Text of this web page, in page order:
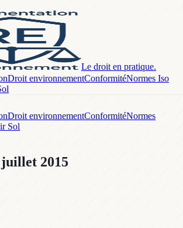
Le droit en pratique.
Droit environnementConformitéNormes Iso
Droit environnementConformitéNormes
Sol
2015